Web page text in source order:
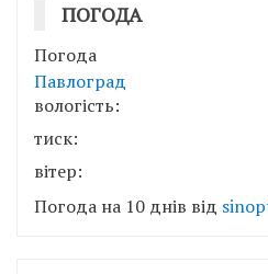
ПОГОДА
Погода
Павлоград
вологість:
тиск:
вітер:
Погода на 10 днів від